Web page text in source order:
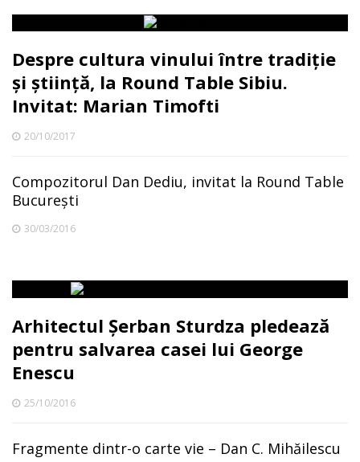
Despre cultura vinului între tradiție
și știință, la Round Table Sibiu.
Invitat: Marian Timofti
20/10/2017
Compozitorul Dan Dediu, invitat la Round Table
București
30/03/2016
Arhitectul Şerban Sturdza pledează
pentru salvarea casei lui George
Enescu
25/10/2016
Fragmente dintr-o carte vie – Dan C. Mihăilescu